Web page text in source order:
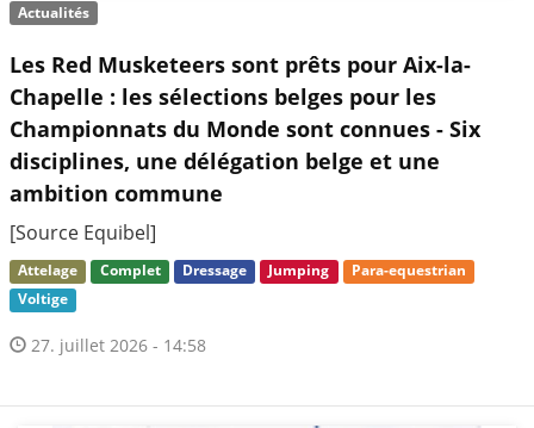
Actualités
Les Red Musketeers sont prêts pour Aix-la-
Chapelle : les sélections belges pour les
Championnats du Monde sont connues - Six
disciplines, une délégation belge et une
ambition commune
[Source Equibel]
Attelage Complet Dressage Jumping
Para-equestrian
Voltige
27. juillet 2026 - 14:58